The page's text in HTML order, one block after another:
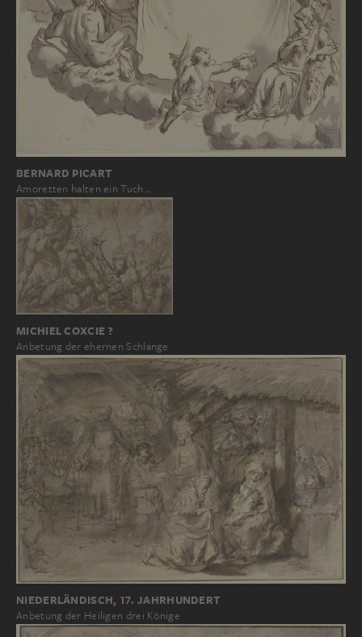
BERNARD PICART
Amoretten halten ein Tuch…
MICHIEL COXCIE ?
Anbetung der ehernen Schlange
NIEDERLÄNDISCH, 17. JAHRHUNDERT
Anbetung der Heiligen drei Könige